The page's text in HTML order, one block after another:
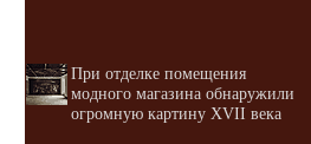
При отделке помещения
модного магазина обнаружили
огромную картину XVII века